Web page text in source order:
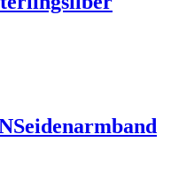
Seidenarmband